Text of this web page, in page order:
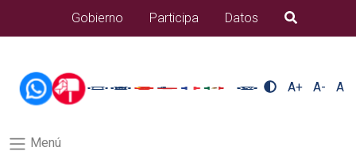
alumnos/pdfSalida del comando:
Gobierno Participa Datos B�squeda
A+ A- A
Menú